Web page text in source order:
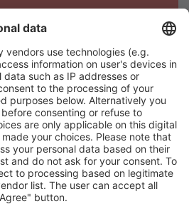
för denna sökning
kriterier
förbehålls.